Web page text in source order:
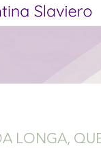
LONGA,